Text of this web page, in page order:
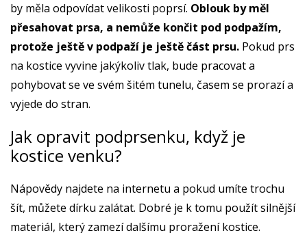
by měla odpovídat velikosti poprsí. Oblouk by měl
přesahovat prsa, a nemůže končit pod podpažím,
protože ještě v podpaží je ještě část prsu. Pokud prs
na kostice vyvine jakýkoliv tlak, bude pracovat a
pohybovat se ve svém šitém tunelu, časem se prorazí a
vyjede do stran.
Jak opravit podprsenku, když je
kostice venku?
Nápovědy najdete na internetu a pokud umíte trochu
šít, můžete dírku zalátat. Dobré je k tomu použít silnější
materiál, který zamezí dalšímu proražení kostice.